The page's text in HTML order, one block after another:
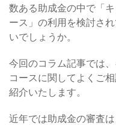
数ある助成金の中で「
ース」の利用を検討さ
いでしょうか。
今回のコラム記事では
コースに関してよくご
紹介いたします。
近年では助成金の審査